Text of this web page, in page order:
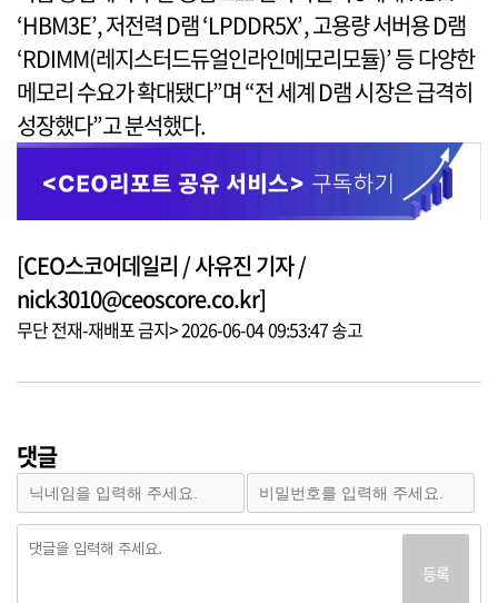
‘HBM3E’, 저전력 D램 ‘LPDDR5X’, 고용량 서버용 D램
‘RDIMM(레지스터드듀얼인라인메모리모듈)’ 등 다양한
메모리 수요가 확대됐다”며 “전 세계 D램 시장은 급격히
성장했다”고 분석했다.
[CEO스코어데일리 / 사유진 기자 /
nick3010@ceoscore.co.kr]
무단 전재-재배포 금지> 2026-06-04 09:53:47 송고
댓글
등록